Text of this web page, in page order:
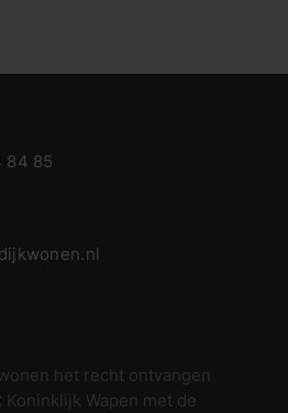
84 85
het recht ontvangen
Wapen met de